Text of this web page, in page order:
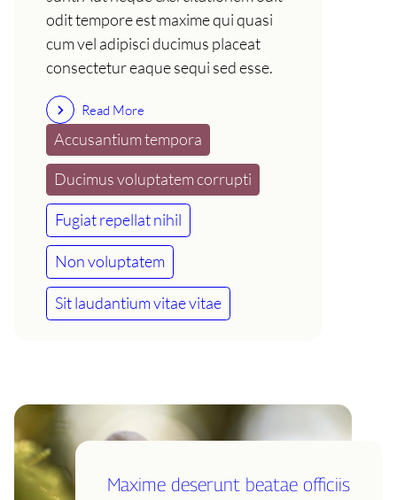
odit tempore est maxime qui quasi
cum vel adipisci ducimus placeat
consectetur eaque sequi sed esse.
Read More
Accusantium tempora
Ducimus voluptatem corrupti
Fugiat repellat nihil
Non voluptatem
Sit laudantium vitae vitae
Maxime deserunt beatae officiis